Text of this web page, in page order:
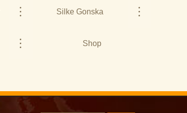
Silke Gonska
Shop